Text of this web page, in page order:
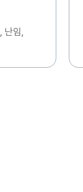
난임,